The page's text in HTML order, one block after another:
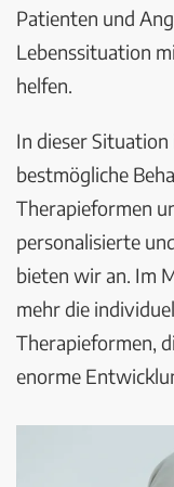
Patienten und
Lebenssituation
helfen.
In dieser
bestmögliche
Therapieformen
personalisierte
bieten wir an. Im
mehr die
Therapieformen,
enorme